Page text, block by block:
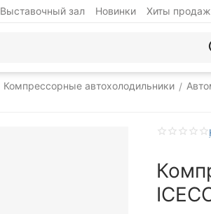
Выставочный зал Новинки Хиты продаж
Компрессорные автохолодильники /